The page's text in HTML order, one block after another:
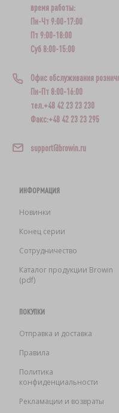
время работы:
Пн-Чт 9:00-17:00
Пт 9:00-18:00
Суб 8:00-15:00
Офис обслуживания
Пн-Пт 8:00-16:00
тел.+48 42 23 23 230
Факс:+48 42 23 23 295
support@browin.ru
ИНФОРМАЦИЯ
Новинки
Конец серии
Сотрудничество
Каталог продукции Browin
(pdf)
ПОКУПКИ
Отправка и доставка
Правила
Политика
конфиденциальности
Рекламации и возвраты